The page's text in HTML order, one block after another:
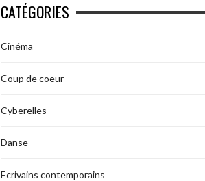
CATÉGORIES
Cinéma
Coup de coeur
Cyberelles
Danse
Ecrivains contemporains